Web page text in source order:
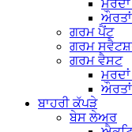
ਗਰਮ ਪੈਂਟ
ਗਰਮ
ਗਰਮ ਵੈਸਟ
ਬਾਹਰੀ ਕੱਪੜੇ
ਬੇਸ ਲੇਅਰ